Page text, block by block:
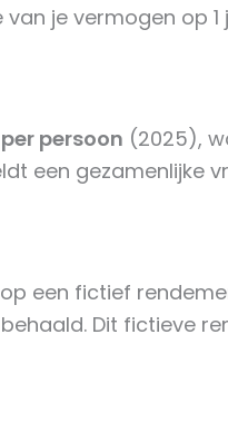
je vermogen op 1
persoon (2025),
een gezamenlijke
een fictief
Dit fictieve